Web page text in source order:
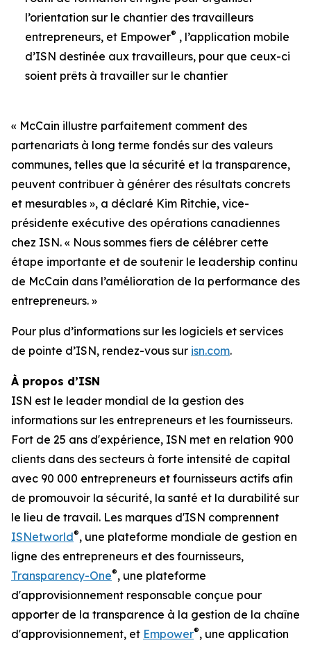
l’orientation sur le chantier des travailleurs
entrepreneurs, et Empower® , l’application mobile
d’ISN destinée aux travailleurs, pour que ceux-ci
soient prêts à travailler sur le chantier
« McCain illustre parfaitement comment des
partenariats à long terme fondés sur des valeurs
communes, telles que la sécurité et la transparence,
peuvent contribuer à générer des résultats concrets
et mesurables », a déclaré Kim Ritchie, vice-
présidente exécutive des opérations canadiennes
chez ISN. « Nous sommes fiers de célébrer cette
étape importante et de soutenir le leadership continu
de McCain dans l’amélioration de la performance des
entrepreneurs. »
Pour plus d’informations sur les logiciels et services
de pointe d’ISN, rendez-vous sur isn.com.
À propos d’ISN
ISN est le leader mondial de la gestion des
informations sur les entrepreneurs et les fournisseurs.
Fort de 25 ans d'expérience, ISN met en relation 900
clients dans des secteurs à forte intensité de capital
avec 90 000 entrepreneurs et fournisseurs actifs afin
de promouvoir la sécurité, la santé et la durabilité sur
le lieu de travail. Les marques d'ISN comprennent
ISNetworld®, une plateforme mondiale de gestion en
ligne des entrepreneurs et des fournisseurs,
Transparency-One®, une plateforme
d'approvisionnement responsable conçue pour
apporter de la transparence à la gestion de la chaîne
d'approvisionnement, et Empower®, une application